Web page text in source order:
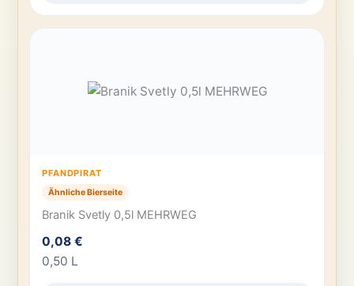
PFANDPIRAT
Ähnliche Bierseite
Branik Svetly 0,5l MEHRWEG
0,08 €
0,50 L